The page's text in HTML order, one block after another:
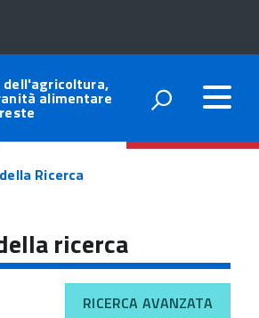
dell'agricoltura,
alimentare
Ricerca
ricerca
RICERCA AVANZATA